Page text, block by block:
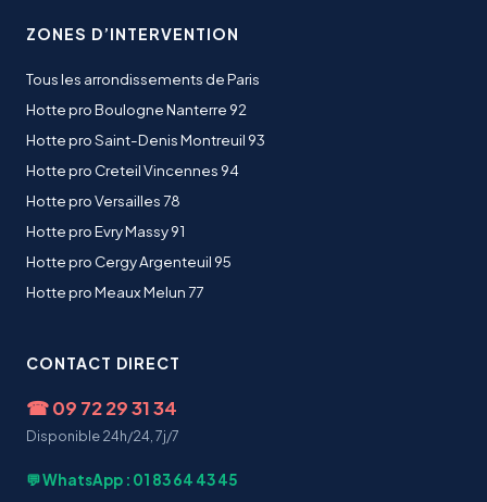
ZONES D’INTERVENTION
Tous les arrondissements de Paris
Hotte pro Boulogne Nanterre 92
Hotte pro Saint-Denis Montreuil 93
Hotte pro Creteil Vincennes 94
Hotte pro Versailles 78
Hotte pro Evry Massy 91
Hotte pro Cergy Argenteuil 95
Hotte pro Meaux Melun 77
CONTACT DIRECT
☎09 72 29 31 34
Disponible 24h/24, 7j/7
💬 WhatsApp : 01 83 64 43 45